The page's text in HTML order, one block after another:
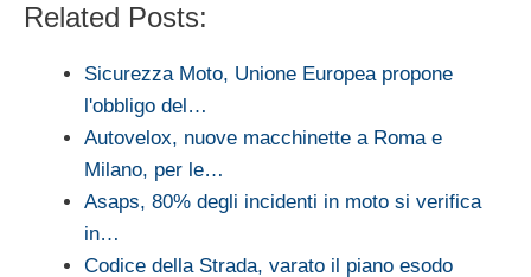
Related Posts:
Sicurezza Moto, Unione Europea propone
l'obbligo del…
Autovelox, nuove macchinette a Roma e
Milano, per le…
Asaps, 80% degli incidenti in moto si verifica
in…
Codice della Strada, varato il piano esodo